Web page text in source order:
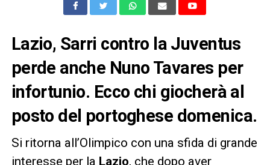
Lazio, Sarri contro la Juventus
perde anche Nuno Tavares per
infortunio. Ecco chi giocherà al
posto del portoghese domenica.
Si ritorna all’Olimpico con una sfida di grande
interesse per la Lazio, che dopo aver